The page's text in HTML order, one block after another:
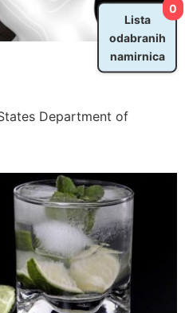
Department of
0
Lista
odabranih
namirnica